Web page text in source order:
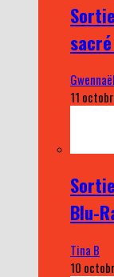
11
Blu-
Tina B
10